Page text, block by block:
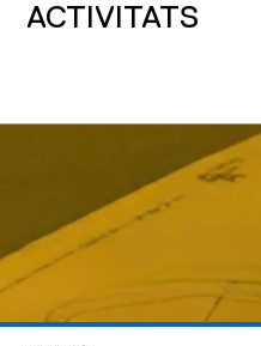
ACTIVITATS